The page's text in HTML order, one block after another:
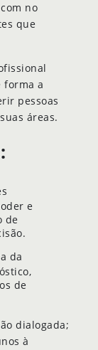
no
que
forma a
pessoas
áreas.
e
de
da
de
dialogada;
à